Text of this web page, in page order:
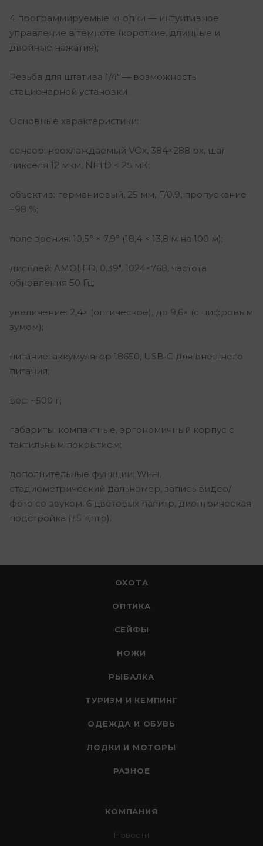
4 программируемые кнопки — интуитивное
управление в темноте (короткие, длинные и
двойные нажатия);
Резьба для штатива 1/4″ — возможность
стационарной установки.
Основные характеристики:
сенсор: неохлаждаемый VOx, 384×288 px, шаг
пикселя 12 мкм, NETD < 25 мК;
объектив: германиевый, 25 мм, F/0.9, пропускание
~98 %;
поле зрения: 10,5° × 7,9° (18,4 × 13,8 м на 100 м);
дисплей: AMOLED, 0,39″, 1024×768, частота
обновления 50 Гц;
увеличение: 2,4× (оптическое), до 9,6× (с цифровым
зумом);
питание: аккумулятор 18650, USB‑C для внешнего
питания;
вес: ~500 г;
габариты: компактные, эргономичный корпус с
тактильным покрытием;
дополнительные функции: Wi‑Fi,
стадиометрический дальномер, запись видео/
фото со звуком, 6 цветовых палитр, диоптрическая
подстройка (±5 дптр).
ОХОТА
ОПТИКА
СЕЙФЫ
НОЖИ
РЫБАЛКА
ТУРИЗМ И КЕМПИНГ
ОДЕЖДА И ОБУВЬ
ЛОДКИ И МОТОРЫ
РАЗНОЕ
КОМПАНИЯ
Новости